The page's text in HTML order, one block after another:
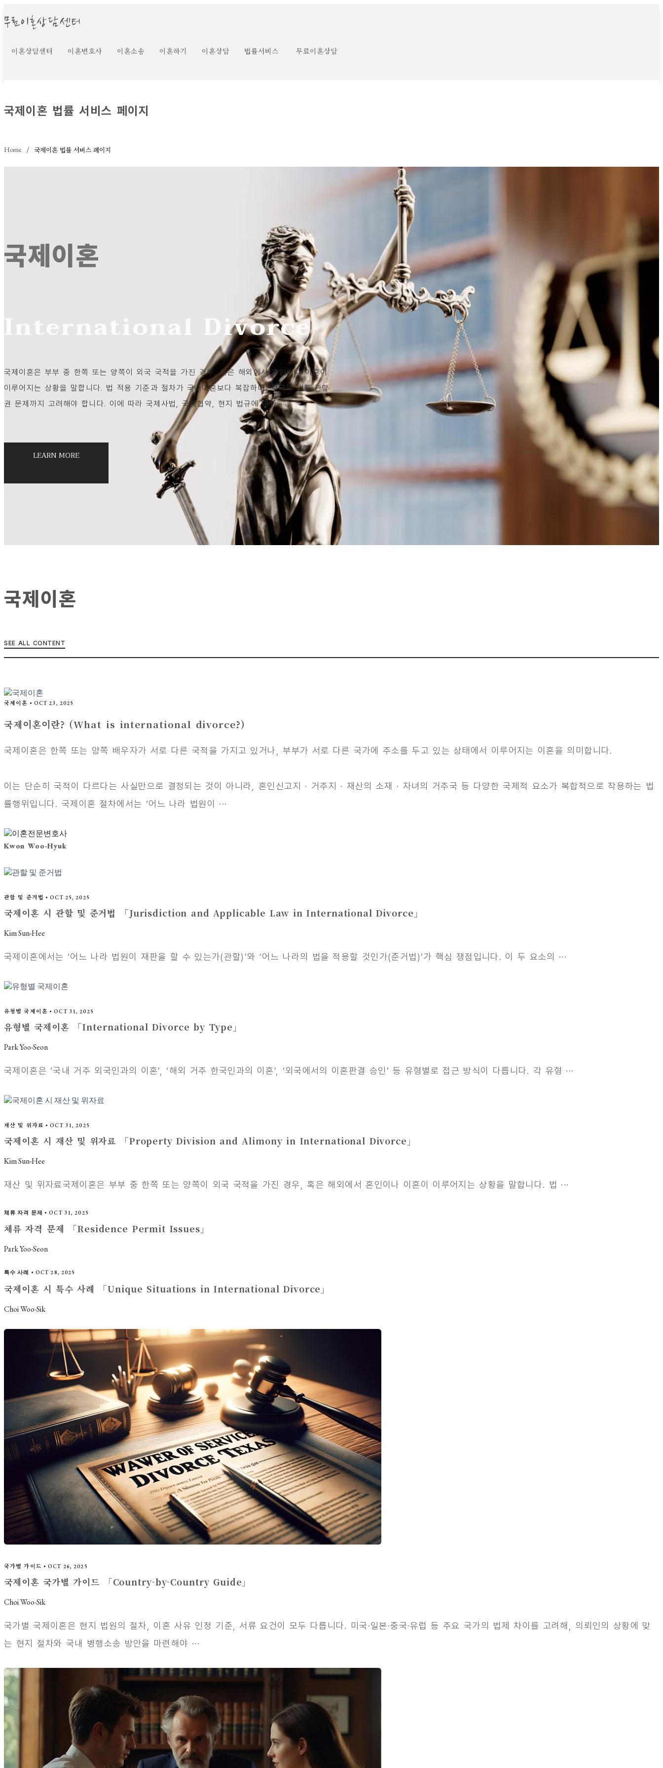
무료이혼상담센터
이혼상담센터 이혼변호사 이혼소송 이혼하기 이혼상담 법률서비스 무료이혼상담
국제이혼 법률 서비스 페이지
Home 국제이혼 법률 서비스 페이지
국제이혼
International Divorce
국제이혼은 부부 중 한쪽 또는 양쪽이 외국 국적을 가진 경우, 혹은 해외에서 혼인이나 이혼이
이루어지는 상황을 말합니다. 법 적용 기준과 절차가 국내이혼보다 복잡하며, 각국의 법률·관할
권 문제까지 고려해야 합니다. 이에 따라 국제사법, 국제협약, 현지 법규에 대한 ···
LEARN MORE
국제이혼
SEE ALL CONTENT
국제이혼 • OCT 23, 2025
국제이혼이란? (What is international divorce?)
국제이혼은 한쪽 또는 양쪽 배우자가 서로 다른 국적을 가지고 있거나, 부부가 서로 다른 국가에 주소를 두고 있는 상태에서 이루어지는 이혼을 의미합니다.
이는 단순히 국적이 다르다는 사실만으로 결정되는 것이 아니라, 혼인신고지 · 거주지 · 재산의 소재 · 자녀의 거주국 등 다양한 국제적 요소가 복합적으로 작용하는 법
률행위입니다. 국제이혼 절차에서는 ‘어느 나라 법원이 ···
Kwon Woo-Hyuk
관할 및 준거법 • OCT 25, 2025
국제이혼 시 관할 및 준거법 「Jurisdiction and Applicable Law in International Divorce」
Kim Sun-Hee
국제이혼에서는 ‘어느 나라 법원이 재판을 할 수 있는가(관할)’와 ‘어느 나라의 법을 적용할 것인가(준거법)’가 핵심 쟁점입니다. 이 두 요소의 ···
유형별 국제이혼 • OCT 31, 2025
유형별 국제이혼 「International Divorce by Type」
Park Yoo-Seon
국제이혼은 ‘국내 거주 외국인과의 이혼’, ‘해외 거주 한국인과의 이혼’, ‘외국에서의 이혼판결 승인’ 등 유형별로 접근 방식이 다릅니다. 각 유형 ···
재산 및 위자료 • OCT 31, 2025
국제이혼 시 재산 및 위자료 「Property Division and Alimony in International Divorce」
Kim Sun-Hee
재산 및 위자료국제이혼은 부부 중 한쪽 또는 양쪽이 외국 국적을 가진 경우, 혹은 해외에서 혼인이나 이혼이 이루어지는 상황을 말합니다. 법 ···
체류 자격 문제 • OCT 31, 2025
체류 자격 문제 「Residence Permit Issues」
Park Yoo-Seon
특수 사례 • OCT 28, 2025
국제이혼 시 특수 사례 「Unique Situations in International Divorce」
Choi Woo-Sik
국가별 가이드 • OCT 26, 2025
국제이혼 국가별 가이드 「Country-by-Country Guide」
Choi Woo-Sik
국가별 국제이혼은 현지 법원의 절차, 이혼 사유 인정 기준, 서류 요건이 모두 다릅니다. 미국·일본·중국·유럽 등 주요 국가의 법제 차이를 고려해, 의뢰인의 상황에 맞
는 현지 절차와 국내 병행소송 방안을 마련해야 ···